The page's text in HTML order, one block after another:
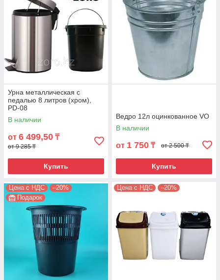
Урна металлическая с
педалью 8 литров (хром),
PD-08
В наличии
от 6 499,50 ₸
от 9 285 ₸
Купить
Ведро 12л оцинкованное VO
В наличии
от 1 750 ₸ от 2 500 ₸
Купить
Цена с НДС
–20%
Подарок
Цена с НДС –20%